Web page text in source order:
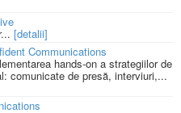
[detalii]
Communications
hands-on a strategiilor de
comunicate de presă, interviuri,...